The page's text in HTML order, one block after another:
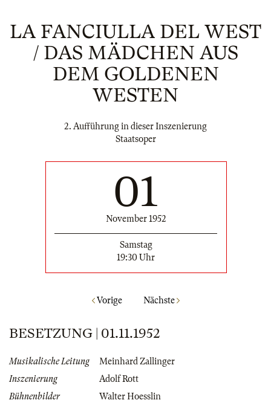
LA FANCIULLA DEL WEST
/ DAS MÄDCHEN AUS
DEM GOLDENEN
WESTEN
2. Aufführung in dieser Inszenierung
Staatsoper
01
November 1952
Samstag
19:30 Uhr
Vorige Nächste
BESETZUNG | 01.11.1952
Musikalische Leitung
Meinhard Zallinger
Inszenierung
Adolf Rott
Bühnenbilder
Walter Hoesslin